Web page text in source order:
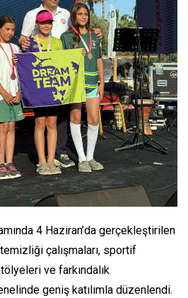
4 Haziran’da gerçekleştirilen
çalışmaları, sportif
ve farkındalık
geniş katılımla düzenlendi.